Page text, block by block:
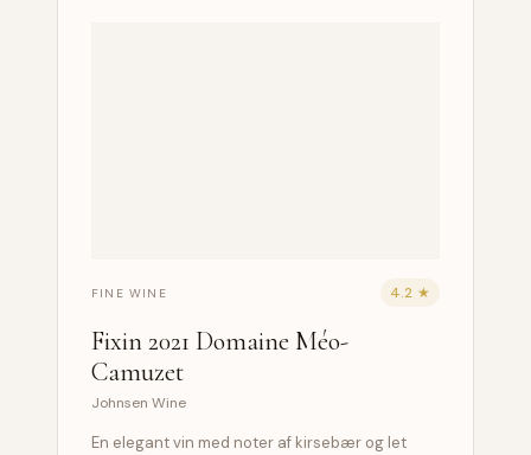
FINE WINE 4.2 ★
Fixin 2021 Domaine Méo-
Camuzet
Johnsen Wine
En elegant vin med noter af kirsebær og let